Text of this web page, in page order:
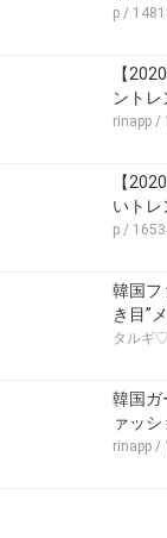
p /
【
ント
rinapp /
【
いトレ
p /
韓国フ
き目”
タルギ♡
韓国ガ
ァッ
rinapp /